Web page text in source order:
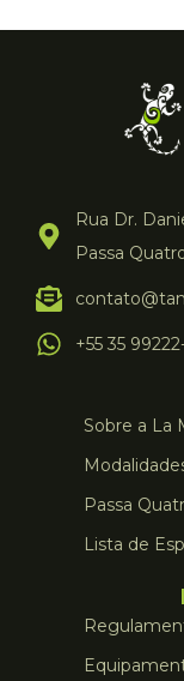
Rua Dr.
Passa
+55 35
Sobre a La
Passa
Lista de